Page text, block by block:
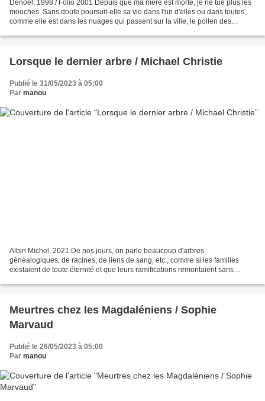
Denoël, 1998 / Folio 2001 Depuis que ma mère est morte, je ne tue plus les
mouches. Sans doute poursuit-elle sa vie dans l'un d'elles ou dans toutes,
comme elle est dans les nuages qui passent sur la ville, le pollen des
Lorsque le dernier arbre / Michael Christie
Publié le 31/05/2023 à 05:00
Par manou
Albin Michel, 2021 De nos jours, on parle beaucoup d'arbres
généalogiques, de racines, de liens de sang, etc., comme si les familles
existaient de toute éternité et que leurs ramifications remontaient sans
Meurtres chez les Magdaléniens / Sophie
Marvaud
Publié le 26/05/2023 à 05:00
Par manou